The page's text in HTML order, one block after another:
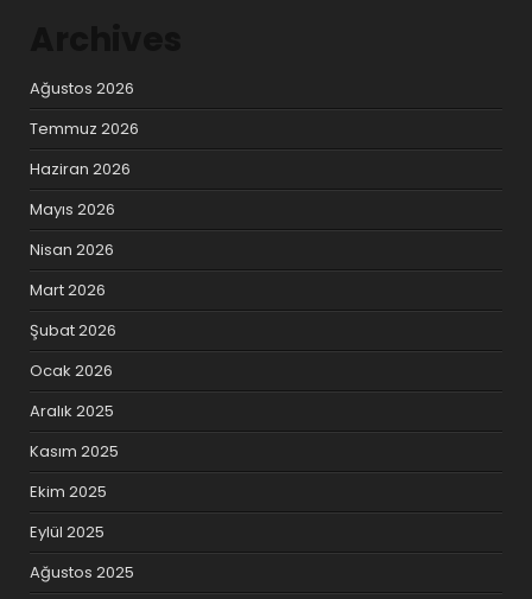
Ağustos 2026
Temmuz 2026
Haziran 2026
Mayıs 2026
Nisan 2026
Mart 2026
Şubat 2026
Ocak 2026
Aralık 2025
Kasım 2025
Ekim 2025
Eylül 2025
Ağustos 2025